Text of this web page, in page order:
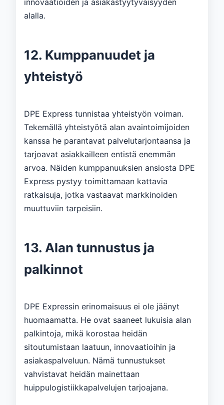
alalla.
12. Kumppanuudet ja
yhteistyö
DPE Express tunnistaa yhteistyön voiman.
Tekemällä yhteistyötä alan avaintoimijoiden
kanssa he parantavat palvelutarjontaansa ja
tarjoavat asiakkailleen entistä enemmän
arvoa. Näiden kumppanuuksien ansiosta DPE
Express pystyy toimittamaan kattavia
ratkaisuja, jotka vastaavat markkinoiden
muuttuviin tarpeisiin.
13. Alan tunnustus ja
palkinnot
DPE Expressin erinomaisuus ei ole jäänyt
huomaamatta. He ovat saaneet lukuisia alan
palkintoja, mikä korostaa heidän
sitoutumistaan ​​laatuun, innovaatioihin ja
asiakaspalveluun. Nämä tunnustukset
vahvistavat heidän mainettaan
huippulogistiikkapalvelujen tarjoajana.